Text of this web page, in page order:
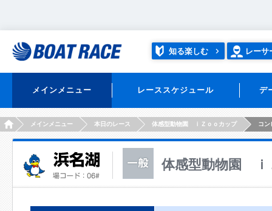
知る楽しむ レーサ
メインメニュー レーススケジュール デ
HOMEメインメニュー 本日のレース 体感型動物園 ｉＺｏｏカップ コン
体感型動物園 ｉ